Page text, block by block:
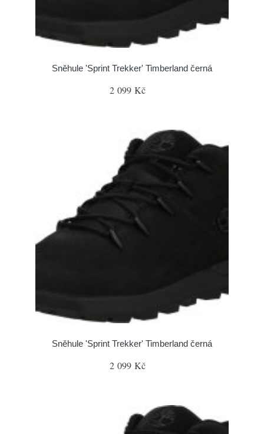
Sněhule 'Sprint Trekker' Timberland černá
2 099 Kč
Sněhule 'Sprint Trekker' Timberland černá
2 099 Kč